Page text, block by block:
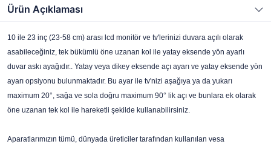
Ürün Açıklaması
10 ile 23 inç (23-58 cm) arası lcd monitör ve tv'lerinizi duvara açılı olarak
asabileceğiniz, tek bükümlü öne uzanan kol ile yatay eksende yön ayarlı
duvar askı ayağıdır.. Yatay veya dikey eksende açı ayarı ve yatay eksende yön
ayarı opsiyonu bulunmaktadır. Bu ayar ile tv'nizi aşağıya ya da yukarı
maximum 20°, sağa ve sola doğru maximum 90° lik açı ve bunlara ek olarak
öne uzanan tek kol ile hareketli şekilde kullanabilirsiniz.
Aparatlarımızın tümü, dünyada üreticiler tarafından kullanılan vesa